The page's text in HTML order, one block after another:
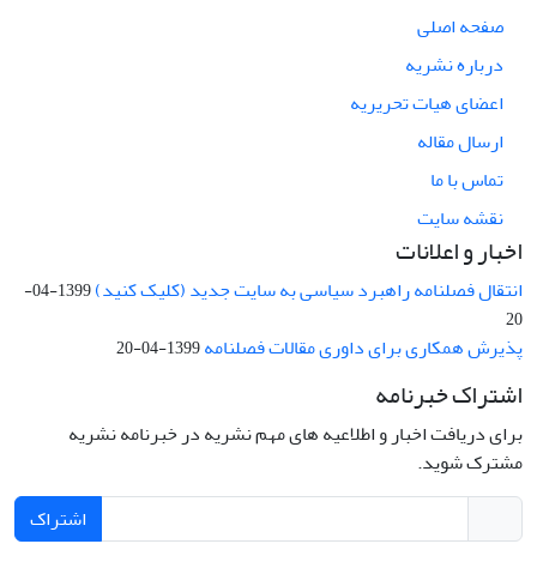
صفحه اصلی
درباره نشریه
اعضای هیات تحریریه
ارسال مقاله
تماس با ما
نقشه سایت
اخبار و اعلانات
انتقال فصلنامه راهبرد سیاسی به سایت جدید (کلیک کنید)
1399-04-
20
پذیرش همکاری برای داوری مقالات فصلنامه1399-04-20
اشتراک خبرنامه
برای دریافت اخبار و اطلاعیه های مهم نشریه در خبرنامه نشریه
مشترک شوید.
اشتراک